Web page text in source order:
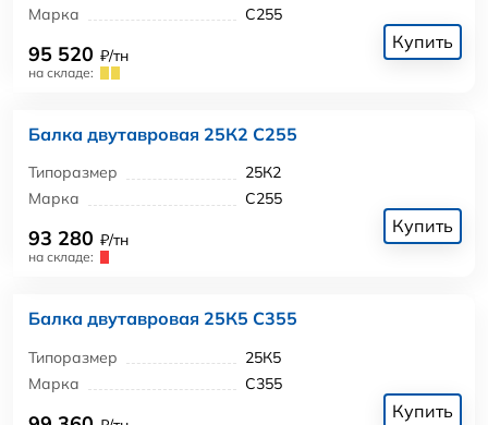
Марка
С255
95 520 ₽/тн
на складе:
Купить
Балка двутавровая 25К2 С255
Типоразмер
25К2
Марка
С255
93 280 ₽/тн
на складе:
Купить
Балка двутавровая 25К5 С355
Типоразмер
25К5
Марка
С355
Купить